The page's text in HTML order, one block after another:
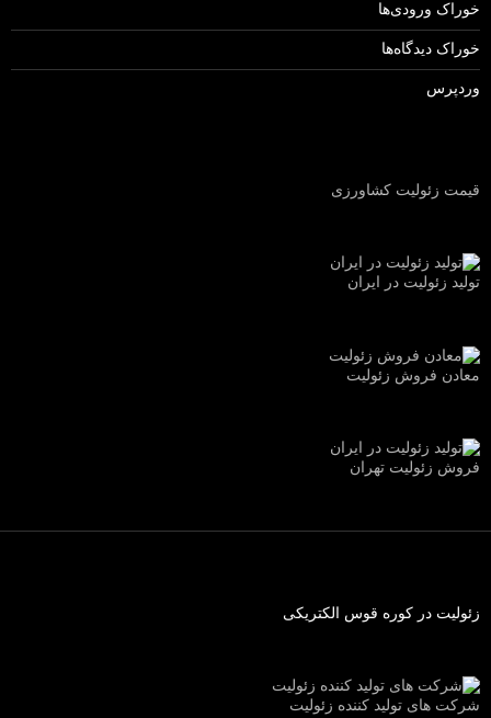
خوراک ورودی‌ها
خوراک دیدگاه‌ها
وردپرس
قیمت زئولیت کشاورزی
تولید زئولیت در ایران
معادن فروش زئولیت
فروش زئولیت تهران
زئولیت در کوره قوس الکتریکی
شرکت های تولید کننده زئولیت